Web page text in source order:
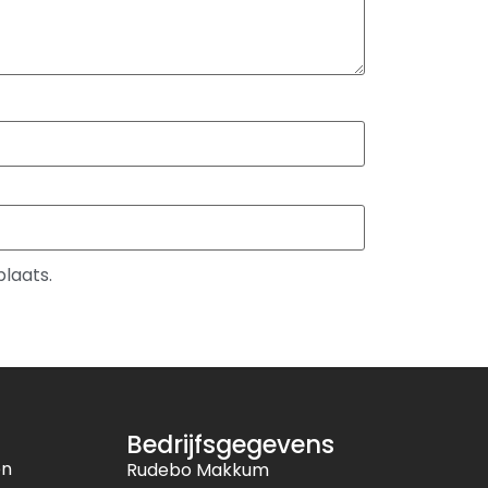
Bedrijfsgegevens
Rudebo Makkum